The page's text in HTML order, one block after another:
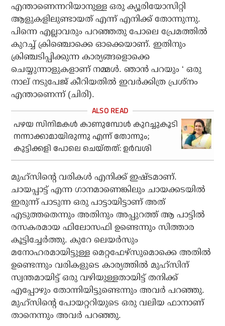
എന്താണെന്നറിയാനുള്ള ഒരു ക്യൂരിയോസിറ്റി
ആളുകളിലുണ്ടായത് എന്ന് എനിക്ക് തോന്നുന്നു.
പിന്നെ എല്ലാവരും പറഞ്ഞതു പോലെ പ്രേമത്തില്‍
കുറച്ച് ക്രിഞ്ചൊക്കെ ഓക്കെയാണ്. ഇതിനും
ക്രിഞ്ചടിപ്പിക്കുന്ന കാര്യങ്ങളൊക്കെ
ചെയ്യുന്നാളുകളാണ് നമ്മള്‍. ഞാന്‍ പറയും ‘ ഒരു
നാല് നടുപേജ് കീറിയതില്‍ ഇവര്‍ക്കിത്ര പ്രശ്‌നം
എന്താണെന്ന് (ചിരി).
പഴയ സിനിമകൾ കാണുമ്പോൾ കുറച്ചുകൂടി
നന്നാക്കാമായിരുന്നു എന്ന് തോന്നും;
കുട്ടിക്കളി പോലെ ചെയ്തത്: ഉർവശി
മുഹ്‌സിന്റെ വരികള്‍ എനിക്ക് ഇഷ്ടമാണ്.
ചായപ്പാട്ട് എന്ന ഗാനമാണെങ്കിലും ചായക്കടയില്‍
ഇരുന്ന് പാടുന്ന ഒരു പാട്ടായിട്ടാണ് അത്
എടുത്തതെന്നും അതിനും അപ്പുറത്ത് ആ പാട്ടില്‍
രസകരമായ ഫിലോസഫി ഉണ്ടെന്നും സിത്താര
കൂട്ടിച്ചേര്‍ത്തു. കുറേ ലെയര്‍സും
മനോഹരമായിട്ടുള്ള മെറ്റഫേഴ്‌സുമൊക്കെ അതില്‍
ഉണ്ടെന്നും വരികളുടെ കാര്യത്തില്‍ മുഹ്‌സിന്
സ്വന്തമായിട്ട് ഒരു വഴിയുള്ളതായിട്ട് തനിക്ക്
എപ്പോഴും തോന്നിയിട്ടുണ്ടെന്നും അവര്‍ പറഞ്ഞു.
മുഹ്‌സിന്റെ പോയറ്ററിയുടെ ഒരു വലിയ ഫാനാണ്
താനെന്നും അവര്‍ പറഞ്ഞു.